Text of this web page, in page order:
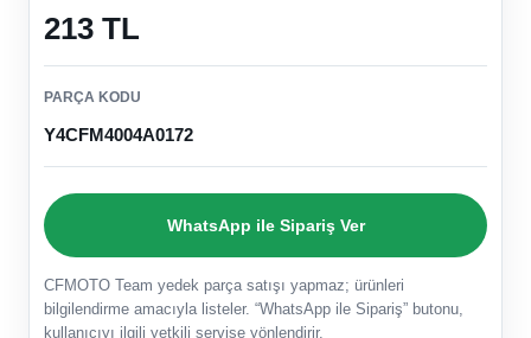
213 TL
PARÇA KODU
Y4CFM4004A0172
WhatsApp ile Sipariş Ver
CFMOTO Team yedek parça satışı yapmaz; ürünleri
bilgilendirme amacıyla listeler. “WhatsApp ile Sipariş” butonu,
kullanıcıyı ilgili yetkili servise yönlendirir.